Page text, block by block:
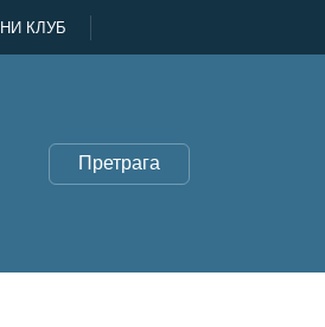
КЛУБ
Претрага